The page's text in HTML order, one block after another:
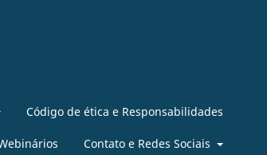
Código de ética e Responsabilidades
Contato e Redes Sociais